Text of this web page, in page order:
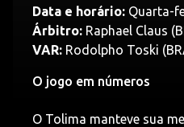
Data e horário: Quarta-
Árbitro: Raphael Claus
VAR: Rodolpho Toski
O jogo em números
O Tolima manteve sua